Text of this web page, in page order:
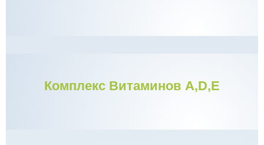
Комплекс Витаминов A,D,E